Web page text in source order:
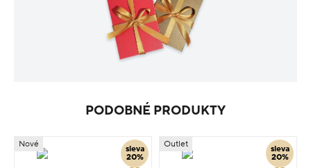
PODOBNÉ PRODUKTY
sleva
20%
Nové
sleva
20%
Outlet